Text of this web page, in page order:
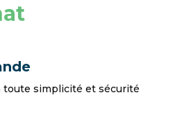
toute simplicité et sécurité